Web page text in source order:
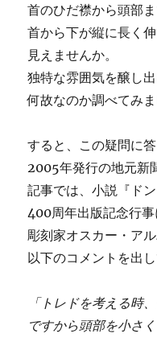
首のひだ襟から頭部
首から下が縦に長く
見えませんか。
独特な雰囲気を醸し出
何故なのか調べてみま
すると、この疑問に答
2005年発行の地元新
記事では、小説『ド
400周年出版記念行
彫刻家オスカー・ア
以下のコメントを出し
「トレドを考える時
ですから頭部を小さ